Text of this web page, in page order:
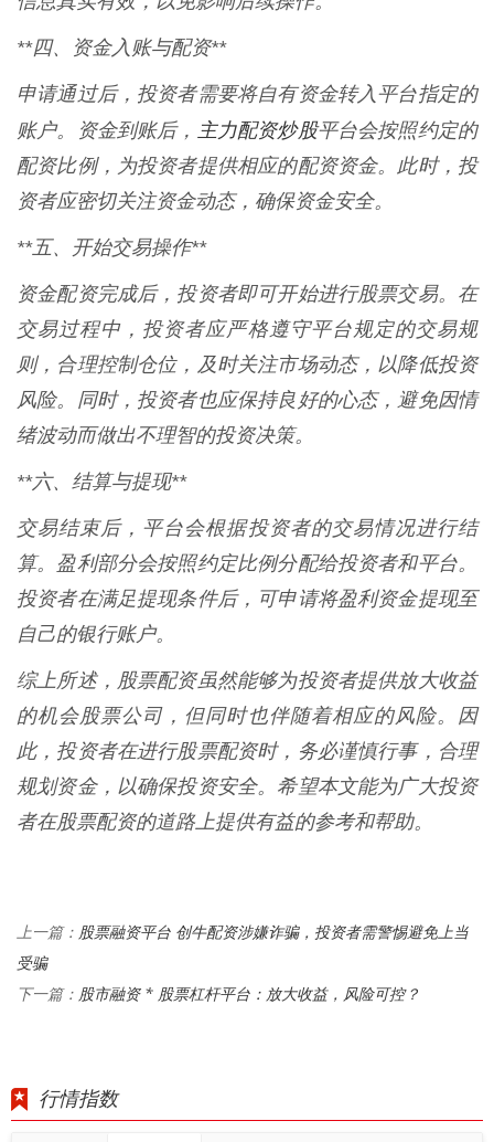
**四、资金入账与配资**
申请通过后，投资者需要将自有资金转入平台指定的
账户。资金到账后， 主力配资炒股平台会按照约定的
配资比例，为投资者提供相应的配资资金。此时，投
资者应密切关注资金动态，确保资金安全。
**五、开始交易操作**
资金配资完成后，投资者即可开始进行股票交易。在
交易过程中，投资者应严格遵守平台规定的交易规
则，合理控制仓位，及时关注市场动态，以降低投资
风险。同时，投资者也应保持良好的心态，避免因情
绪波动而做出不理智的投资决策。
**六、结算与提现**
交易结束后，平台会根据投资者的交易情况进行结
算。盈利部分会按照约定比例分配给投资者和平台。
投资者在满足提现条件后，可申请将盈利资金提现至
自己的银行账户。
综上所述，股票配资虽然能够为投资者提供放大收益
的机会股票公司，但同时也伴随着相应的风险。因
此，投资者在进行股票配资时，务必谨慎行事，合理
规划资金，以确保投资安全。希望本文能为广大投资
者在股票配资的道路上提供有益的参考和帮助。
上一篇： 股票融资平台 创牛配资涉嫌诈骗，投资者需警惕避免上当
受骗
下一篇： 股市融资 * 股票杠杆平台：放大收益，风险可控？
行情指数